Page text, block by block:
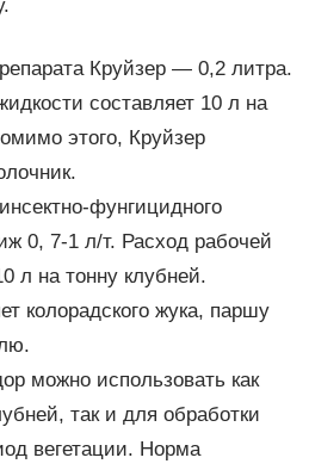
Круйзер — 0,2 литра.
составляет 10 л на
этого, Круйзер
фунгицидного
0, 7-1 л/т. Расход рабочей
л на тонну клубней.
колорадского жука, паршу
можно использовать как
так и для обработки
вегетации. Норма